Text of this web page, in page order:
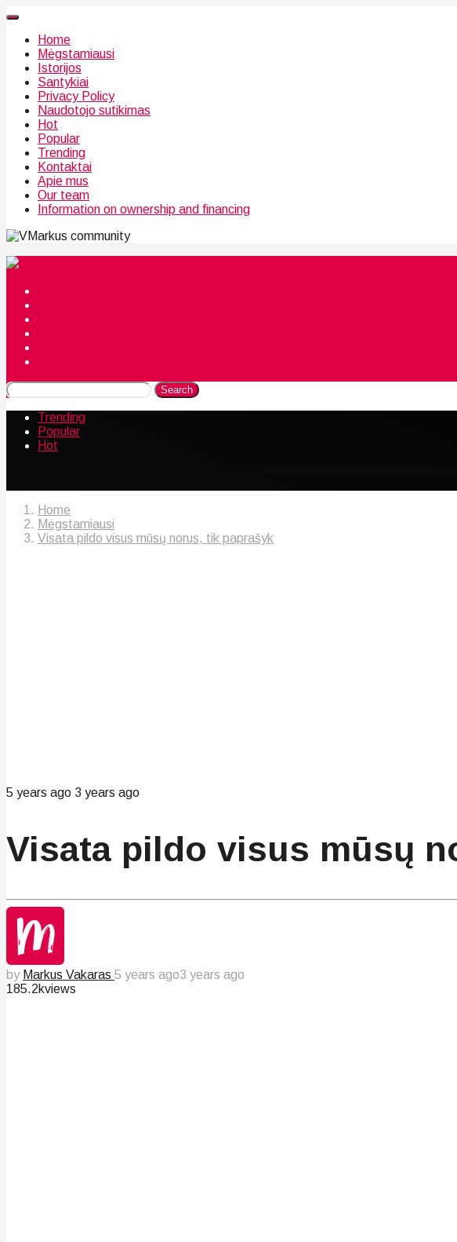
Home
Mėgstamiausi
Istorijos
Santykiai
Privacy Policy
Naudotojo sutikimas
Hot
Popular
Trending
Kontaktai
Apie mus
Our team
Information on ownership and financing
community
Search
Trending
Popular
Hot
Home
Mėgstamiausi
Visata pildo visus mūsų norus, tik paprašyk
5 years ago 3 years ago
Visata pildo visus mūsų
by Markus Vakaras 5 years ago3 years ago
185.2kviews